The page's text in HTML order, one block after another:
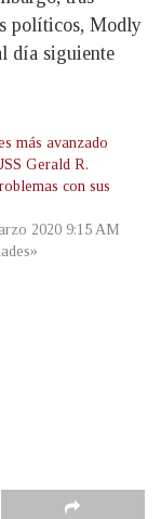
políticos, Modly
día siguiente
más avanzado
Gerald R.
con sus
2020 9:15 AM